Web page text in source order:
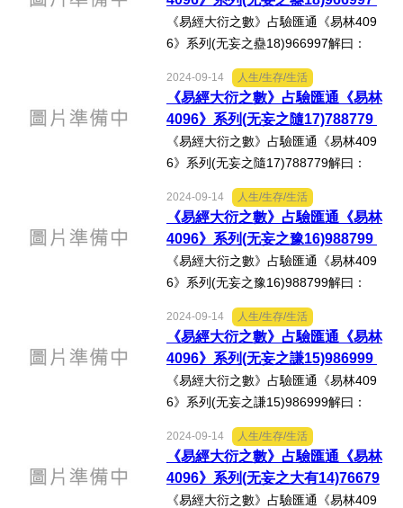
好人好事/人物介紹 徐芹庭《焦氏易林新注》...
《易經大衍之數》占驗匯通《易林409
6》系列(无妄之蠱18)966997解曰：
事。」《易林‧无妄之蠱》：「驂駕蹇
驢，日暮失時，居者无憂，保我樂
娛。」心得分享：按徐芹庭《焦氏易...
2024-09-14 人生/生存/生活
《易經大衍之數》占驗匯通《易林
4096》系列(无妄之隨17)788779
《易經大衍之數》占驗匯通《易林409
6》系列(无妄之隨17)788779解曰：
有攸往。」《易林‧无妄之隨》：「破亡
之國，天所不福，難以止息。」心得分
享：按徐芹庭《焦氏易林...
2024-09-14 人生/生存/生活
《易經大衍之數》占驗匯通《易林
4096》系列(无妄之豫16)988799
《易經大衍之數》占驗匯通《易林409
6》系列(无妄之豫16)988799解曰：
妄之豫》：「東家中女，嫫母最醜，三
十无室，媒伯勞苦。」心得分享：按徐
芹庭《焦氏易林新注》：「...
2024-09-14 人生/生存/生活
《易經大衍之數》占驗匯通《易林
4096》系列(无妄之謙15)986999
《易經大衍之數》占驗匯通《易林409
6》系列(无妄之謙15)986999解曰：
无妄之謙》：「東行避兵，南去不祥，
西逐凶惡，北迎福生，與喜相迎。」心
得分享：按徐芹庭《焦氏...
2024-09-14 人生/生存/生活
《易經大衍之數》占驗匯通《易林
4096》系列(无妄之大有14)76679
7
《易經大衍之數》占驗匯通《易林409